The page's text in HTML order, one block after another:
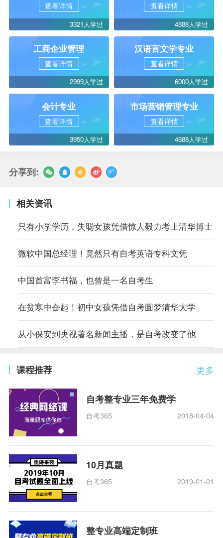
查看详情
3321人学过
查看详情
4888人学过
工商企业管理
查看详情
2999人学过
汉语言文学专业
查看详情
6000人学过
会计专业
查看详情
3950人学过
市场营销管理专业
查看详情
4688人学过
分享到:
相关资讯
只有小学学历，失聪女孩凭借惊人毅力考上清华博士
微软中国总经理！竟然只有自考英语专科文凭
中国首富李书福，也曾是一名自考生
在贫寒中奋起！初中女孩凭借自考圆梦清华大学
从小保安到央视著名新闻主播，是自考改变了他
更多
课程推荐
自考整专业三年免费学
自考365 2018-04-04
10月真题
自考365 2019-01-01
整专业高端定制班